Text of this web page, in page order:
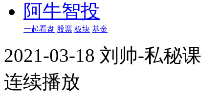
阿牛智投
一起看盘 股票 板块 基金
2021-03-18 刘帅-私秘课
连续播放